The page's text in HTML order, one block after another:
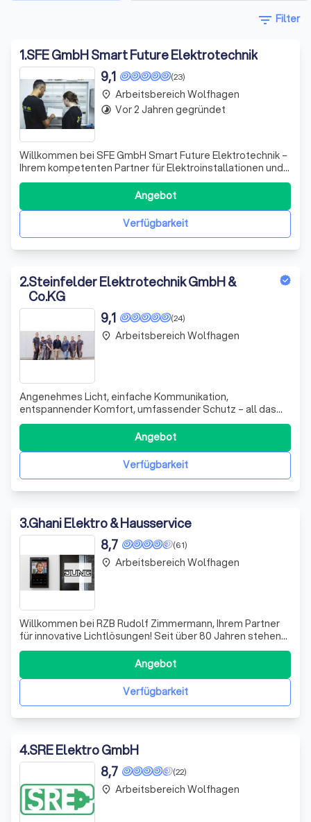
filter_list Filter
1.SFE GmbH Smart Future Elektrotechnik
(23)
9,1
Willkommen bei SFE GmbH Smart Future Elektrotechnik –
Ihrem kompetenten Partner für Elektroinstallationen und
innovative Smart-Home-Lösungen! Wir sind ein
dynamisches Team von Elektrofachkräften, das sich
leidenschaftlich dafür einsetzt, Ihre individuellen
Wünsche in die Realität umzusetzen. Ob Neub
Verfügbarkeit
Angebot
place Arbeitsbereich Wolfhagen
timelapse Vor 2 Jahren gegründet
2.Steinfelder Elektrotechnik GmbH &
Co.KG
(24)
9,1
Angenehmes Licht, einfache Kommunikation,
entspannender Komfort, umfassender Schutz – all das
trägt dazu bei, dass Sie sich in Ihrem Gebäude rundum
wohl und sicher fühlen. Genau das ist unser Anspruch als
Ihr Partner für die Bereiche Elektroinstallationen,
Beleuchtungskonzepte, intelligente Gebäudes
Verfügbarkeit
Angebot
place Arbeitsbereich Wolfhagen
3.Ghani Elektro & Hausservice
(61)
8,7
Willkommen bei RZB Rudolf Zimmermann, Ihrem Partner
für innovative Lichtlösungen! Seit über 80 Jahren stehen
wir für höchste Effizienz und exzellente Lichtqualität
„Made in Germany“. Als Familienunternehmen legen wir
großen Wert auf Kontinuität und Nachhaltigkeit, um
langfristige Partnerschaften mit
Verfügbarkeit
Angebot
place Arbeitsbereich Wolfhagen
4.SRE Elektro GmbH
(22)
8,7
place Arbeitsbereich Wolfhagen